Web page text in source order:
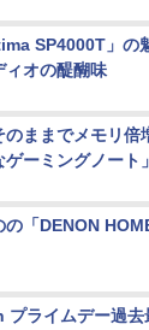
SP4000T」の
ィオの醍醐味
のままでメモリ倍
ゲーミングノート」
の「DENON
プライムデー過